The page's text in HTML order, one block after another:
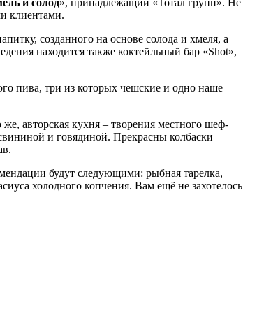
клиентами.
созданного на основе солода и хмеля, а
находится также коктейльный бар «Shot»,
пива, три из которых чешские и одно наше –
авторская кухня – творения местного шеф-
и говядиной. Прекрасны колбаски
будут следующими: рыбная тарелка,
холодного копчения. Вам ещё не захотелось